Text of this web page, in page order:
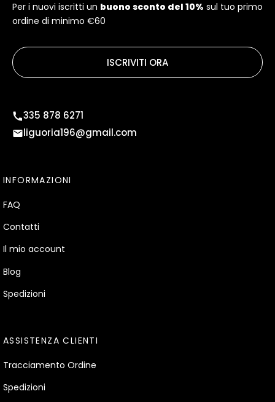
Per i nuovi iscritti un buono sconto del 10% sul tuo primo
ordine di minimo €60
ISCRIVITI ORA
335 878 6271
liguoria196@gmail.com
INFORMAZIONI
FAQ
Contatti
Il mio account
Blog
Spedizioni
ASSISTENZA CLIENTI
Tracciamento Ordine
Spedizioni